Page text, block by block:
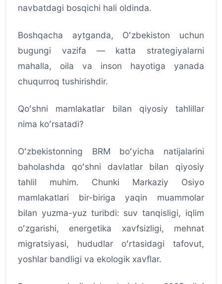
navbatdagi bosqichi hali oldinda.
Boshqacha aytganda, Oʻzbekiston uchun
bugungi vazifa — katta strategiyalarni
mahalla, oila va inson hayotiga yanada
chuqurroq tushirishdir.
Qoʻshni mamlakatlar bilan qiyosiy tahlillar
nima koʻrsatadi?
Oʻzbekistonning BRM boʻyicha natijalarini
baholashda qoʻshni davlatlar bilan qiyosiy
tahlil muhim. Chunki Markaziy Osiyo
mamlakatlari bir-biriga yaqin muammolar
bilan yuzma-yuz turibdi: suv tanqisligi, iqlim
oʻzgarishi, energetika xavfsizligi, mehnat
migratsiyasi, hududlar oʻrtasidagi tafovut,
yoshlar bandligi va ekologik xavflar.